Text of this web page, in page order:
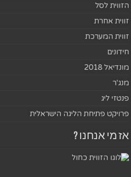
הזווית לסל
זווית אחרת
זווית המערכת
חידונים
מונדיאל 2018
מנג'ר
פנטזי ליג
פרויקט פתיחת הליגה הישראלית
אז מי אנחנו ?